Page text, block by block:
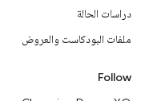
دراسات الحالة
ملفات البودكاست والعروض
Follow